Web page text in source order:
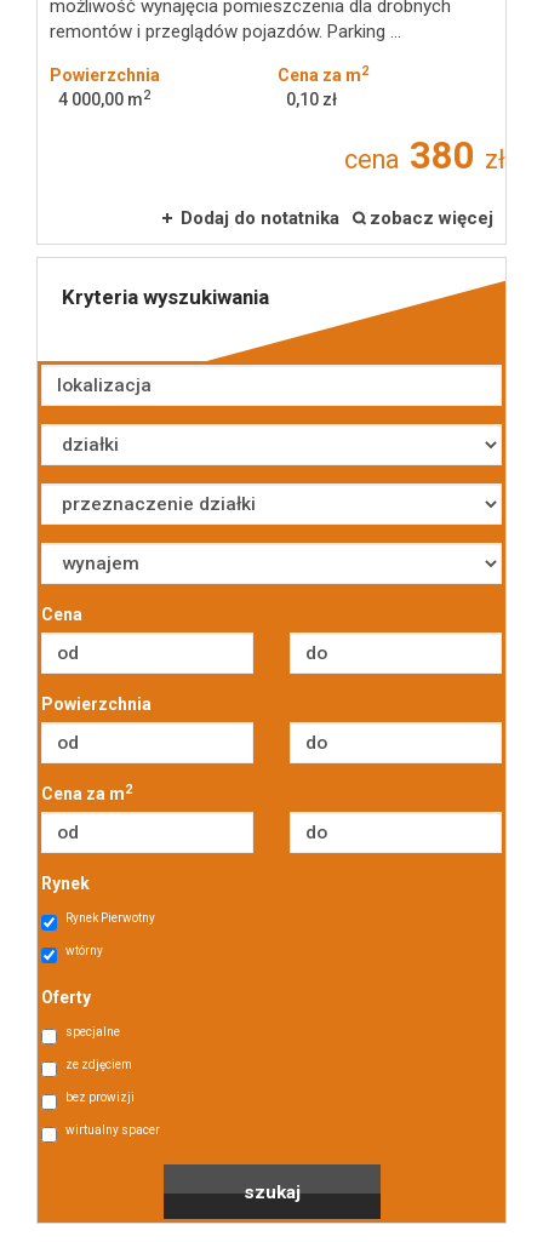
Hale
Obiekty
Zakres
możliwość wynajęcia pomieszczenia dla drobnych
remontów i przeglądów pojazdów. Parking ...
Powierzchnia
4 000,00 m2
Cena za m2
0,10 zł
cena 380 zł
Dodaj do notatnika zobacz więcej
Kryteria wyszukiwania
Cena
Powierzchnia
Cena za m2
Rynek
Rynek Pierwotny
wtórny
Oferty
specjalne
ze zdjęciem
bez prowizji
wirtualny spacer